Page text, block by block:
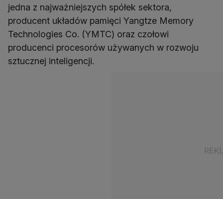
jedna z najważniejszych spółek sektora,
producent układów pamięci Yangtze Memory
Technologies Co. (YMTC) oraz czołowi
producenci procesorów używanych w rozwoju
sztucznej inteligencji.